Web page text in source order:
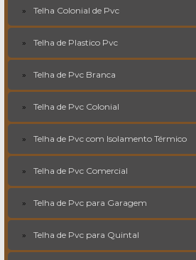
Telha Colonial de Pvc
Telha de Plastico Pvc
Telha de Pvc Branca
Telha de Pvc Colonial
Telha de Pvc com Isolamento Térmico
Telha de Pvc Comercial
Telha de Pvc para Garagem
Telha de Pvc para Quintal